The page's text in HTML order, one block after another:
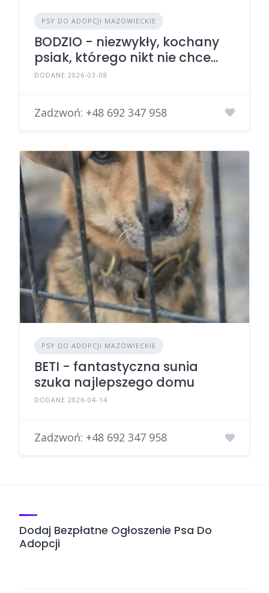
PSY DO ADOPCJI MAZOWIECKIE
BODZIO - niezwykły, kochany
psiak, którego nikt nie chce...
DODANE 2026-03-08
Zadzwoń: +48 692 347 958
PSY DO ADOPCJI MAZOWIECKIE
BETI - fantastyczna sunia
szuka najlepszego domu
DODANE 2026-04-14
Zadzwoń: +48 692 347 958
Dodaj Bezpłatne Ogłoszenie Psa Do
Adopcji